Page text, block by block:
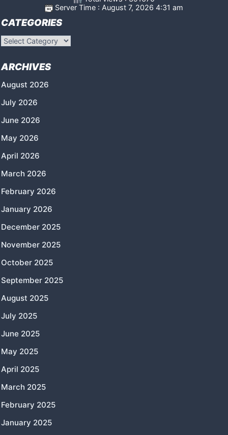
Server Time : August 7, 2026 4:31 am
CATEGORIES
Categories
ARCHIVES
August 2026
July 2026
June 2026
May 2026
April 2026
March 2026
February 2026
January 2026
December 2025
November 2025
October 2025
September 2025
August 2025
July 2025
June 2025
May 2025
April 2025
March 2025
February 2025
January 2025